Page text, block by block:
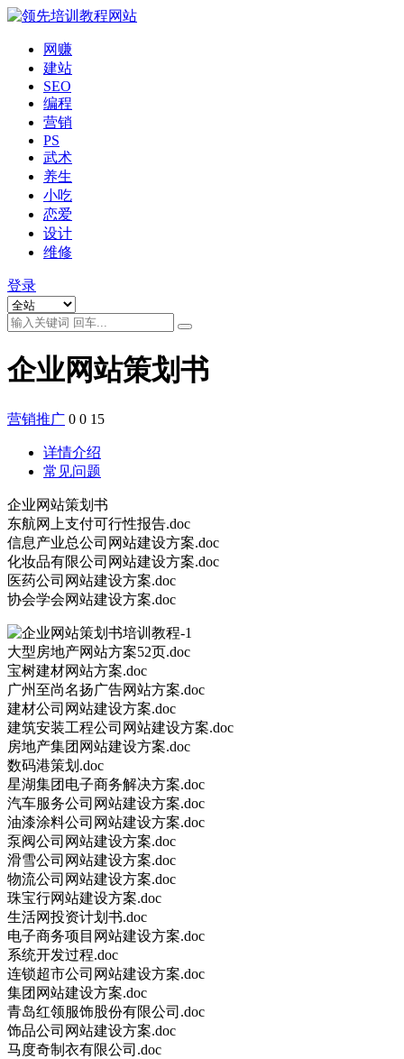
网赚
建站
SEO
编程
营销
PS
武术
养生
小吃
恋爱
设计
维修
登录
企业网站策划书
营销推广 0 0 15
详情介绍
常见问题
企业网站策划书
东航网上支付可行性报告.doc
信息产业总公司网站建设方案.doc
化妆品有限公司网站建设方案.doc
医药公司网站建设方案.doc
协会学会网站建设方案.doc
大型房地产网站方案52页.doc
宝树建材网站方案.doc
广州至尚名扬广告网站方案.doc
建材公司网站建设方案.doc
建筑安装工程公司网站建设方案.doc
房地产集团网站建设方案.doc
数码港策划.doc
星湖集团电子商务解决方案.doc
汽车服务公司网站建设方案.doc
油漆涂料公司网站建设方案.doc
泵阀公司网站建设方案.doc
滑雪公司网站建设方案.doc
物流公司网站建设方案.doc
珠宝行网站建设方案.doc
生活网投资计划书.doc
电子商务项目网站建设方案.doc
系统开发过程.doc
连锁超市公司网站建设方案.doc
集团网站建设方案.doc
青岛红领服饰股份有限公司.doc
饰品公司网站建设方案.doc
马度奇制衣有限公司.doc